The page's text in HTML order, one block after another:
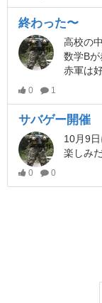
終わった〜
高校の
数学B
赤軍は
0 1
サバゲー開催
楽しみ
0 0